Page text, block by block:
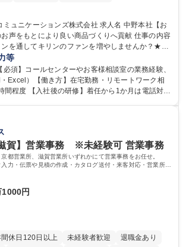
ションズ株式会社 求人名 中野本社【お
もとにより良い商品づくりへ貢献 仕事の内容
を通してキリンのファンを増やしませんか？★≫
商品づくりに活かしていく上で、窓口となるお客
ループへのご
しています。お客様からの声に迅速かつ誠意をも
とともにグループ内活動に反映しています。 【具
件前後 募集職種 中野本社【お客様
もとにより良い商品づくりへ貢献
等
須】コールセンターやお客様相談室の業務経験、
Excel）【働き方】在宅勤務・リモートワーク相
1か月は電話対応
【当社について】キリングループの広報機能を担
の出会いを大切にし、磨き上げたホスピタリティ
ションをとりながら広報関連業務を行っておりま
滋賀】営業事務 ※未経験可 営業事務
京都営業所、滋賀営業所いずれかにて営業事務をお任せ。
入力・伝票や見積の作成・カタログ送付・来客対応・営業所内
善をお任せ。
円
間休日120日以上 未経験者歓迎
退職金あり